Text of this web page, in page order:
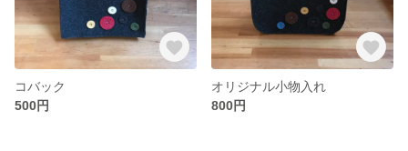
コバック
500円
オリジナル小物入れ
800円